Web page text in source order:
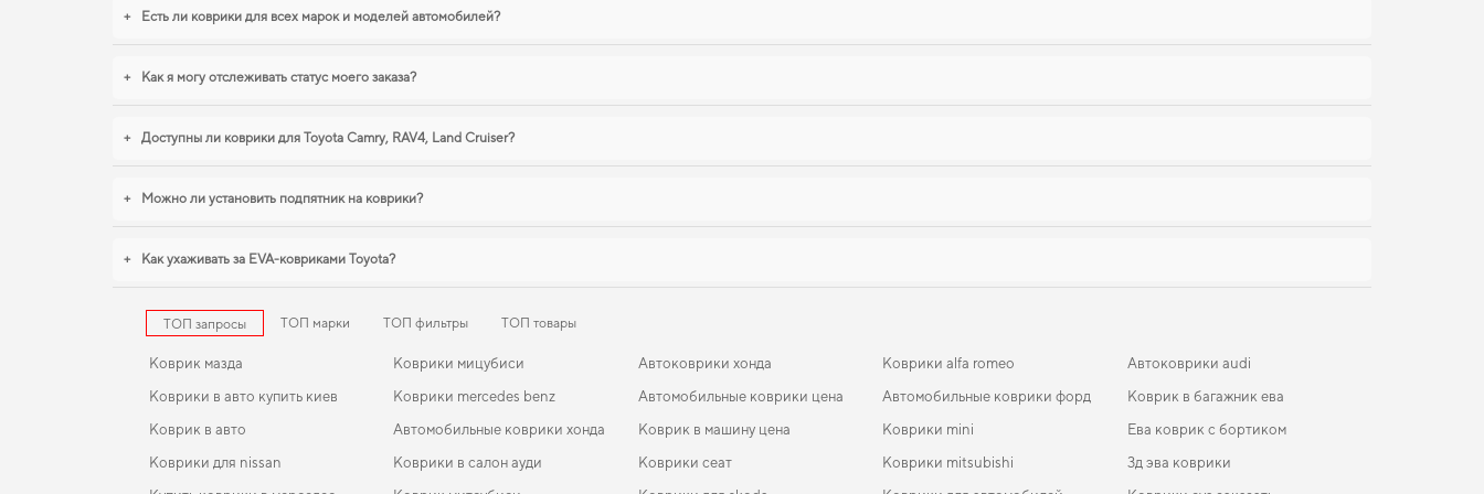
+ Есть ли коврики для всех марок и моделей автомобилей?
+ Как я могу отслеживать статус моего заказа?
+ Доступны ли коврики для Toyota Camry, RAV4, Land Cruiser?
+ Можно ли установить подпятник на коврики?
+ Как ухаживать за EVA-ковриками Toyota?
ТОП запросы ТОП марки ТОП фильтры ТОП товары
Коврик мазда
Коврики в авто купить киев
Коврик в авто
Коврики для nissan
Коврики мицубиси
Коврики mercedes benz
Автомобильные коврики хонда
Коврики в салон ауди
Автоковрики хонда
Автомобильные коврики цена
Коврик в машину цена
Коврики сеат
Коврики alfa romeo
Автомобильные коврики форд
Коврики mini
Коврики mitsubishi
Автоковрики audi
Коврик в багажник ева
Ева коврик с бортиком
3д эва коврики